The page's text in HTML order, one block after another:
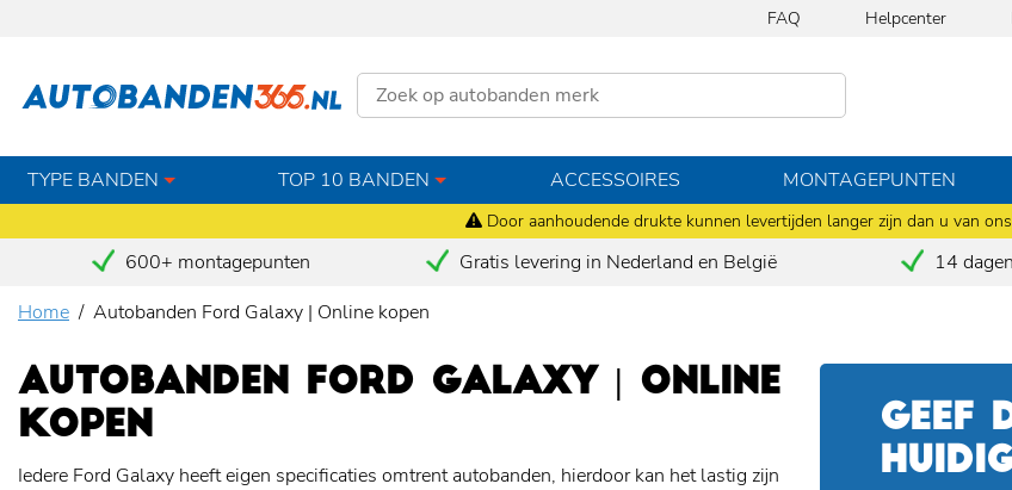
Door aanhoudende drukte kunnen levertijden langer zijn dan u van
FAQ Helpcenter
TYPE BANDEN TOP 10 BANDEN ACCESSOIRES MONTAGEPUNTEN
600+ montagepunten Gratis levering in Nederland en België 14
Home
Autobanden Ford Galaxy | Online kopen
AUTOBANDEN FORD GALAXY | ONLINE
KOPEN
Iedere Ford Galaxy heeft eigen specificaties omtrent autobanden, hierdoor kan het lastig zijn
GEEF